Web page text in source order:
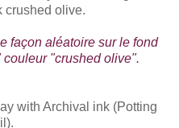
crushed olive.
façon aléatoire sur le fond
"crushed olive".
with Archival ink (Potting